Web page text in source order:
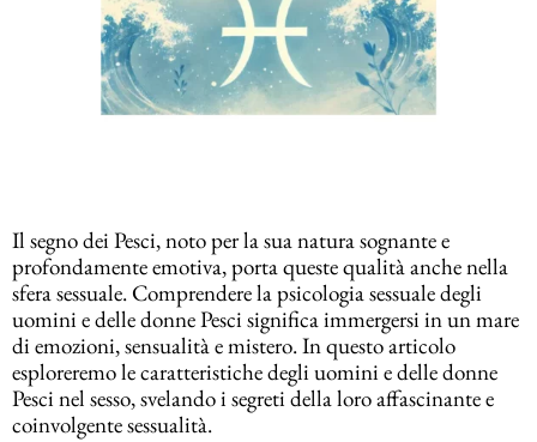
Il segno dei Pesci, noto per la sua natura sognante e
profondamente emotiva, porta queste qualità anche nella
sfera sessuale. Comprendere la psicologia sessuale degli
uomini e delle donne Pesci significa immergersi in un mare
di emozioni, sensualità e mistero. In questo articolo
esploreremo le caratteristiche degli uomini e delle donne
Pesci nel sesso, svelando i segreti della loro affascinante e
coinvolgente sessualità.